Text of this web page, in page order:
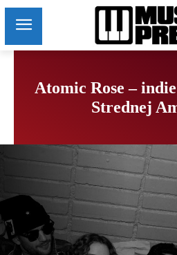
Atomic Rose –
Strednej